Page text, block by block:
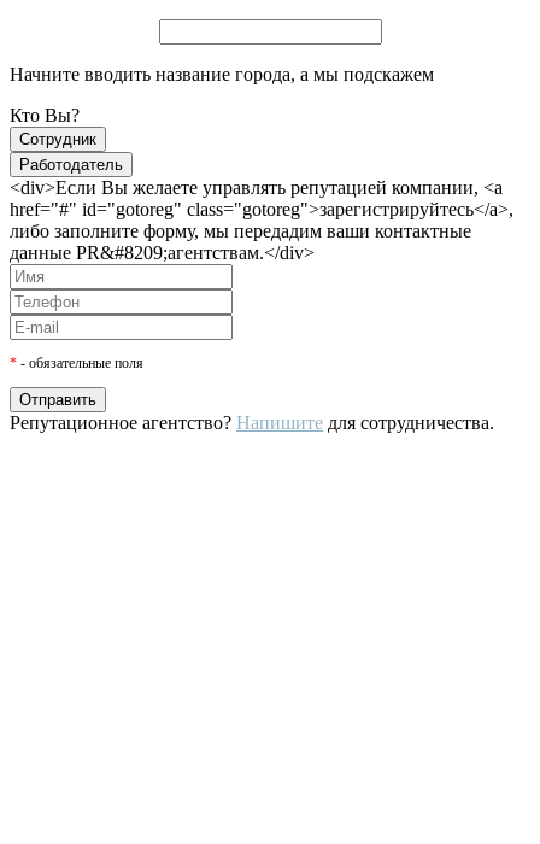
Начните вводить название города, а мы подскажем
Кто Вы?
Сотрудник
Работодатель
<div>Если Вы желаете управлять репутацией компании, <a
href="#" id="gotoreg" class="gotoreg">зарегистрируйтесь</a>,
либо заполните форму, мы передадим ваши контактные
данные PR&#8209;агентствам.</div>
* - обязательные поля
Репутационное агентство? Напишите для сотрудничества.